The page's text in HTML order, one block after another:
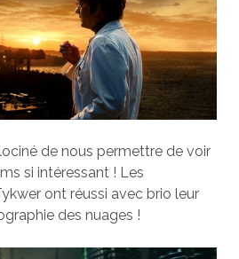
de nous permettre de voir
si intéressant ! Les
ont réussi avec brio leur
des nuages !